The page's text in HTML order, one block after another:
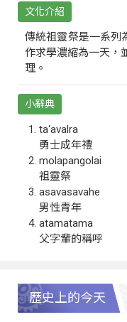
文化介紹
傳統祖靈祭是一系列
作求學濃縮為一天，
理。
小辭典
ta‘avalra
勇士成年禮
molapangolai
祖靈祭
asavasavahe
男性青年
atamatama
父字輩的稱呼
歷史上的今天